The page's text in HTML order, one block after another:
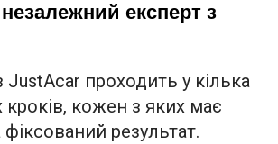
експерт з
JustAcar проходить у кілька
кроків, кожен з яких має
фіксований результат.